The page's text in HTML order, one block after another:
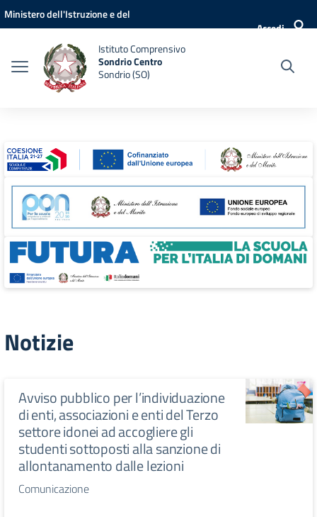
Vai ai contenuti
Vai al menu di navigazione
Vai al footer
Ministero dell'Istruzione e del
Accedi
Istituto Comprensivo
Sondrio Centro
Sondrio (SO)
Notizie
Avviso pubblico per l’individuazione
di enti, associazioni e enti del Terzo
settore idonei ad accogliere gli
studenti sottoposti alla sanzione di
allontanamento dalle lezioni
Comunicazione